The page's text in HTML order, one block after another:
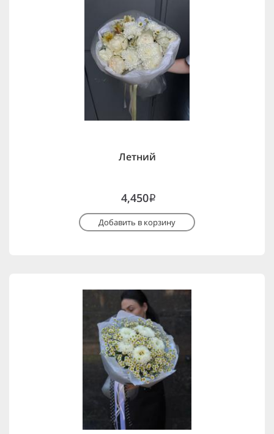
Летний
4,450i
Добавить в корзину